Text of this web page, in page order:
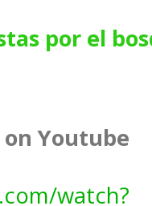
por el
on Youtube
watch?